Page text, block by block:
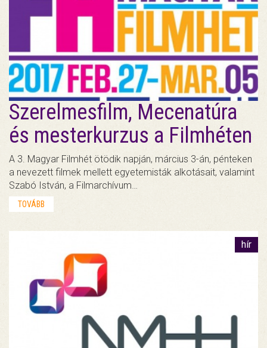
Szerelmesfilm, Mecenatúra
és mesterkurzus a Filmhéten
A 3. Magyar Filmhét ötödik napján, március 3-án, pénteken
a nevezett filmek mellett egyetemisták alkotásait, valamint
Szabó István, a Filmarchívum…
TOVÁBB
hír